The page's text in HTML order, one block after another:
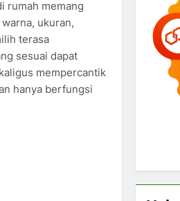
rumah memang
ukuran,
terasa
sesuai dapat
mempercantik
hanya berfungsi